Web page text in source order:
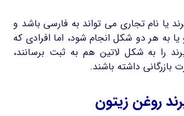
یا نام تجاری می تواند به فارسی باشد و
یا به هر دو شکل انجام شود، اما افرادی که
را به شکل لاتین هم به ثبت برسانند،
بازرگانی داشته باشند.
روغن زیتون